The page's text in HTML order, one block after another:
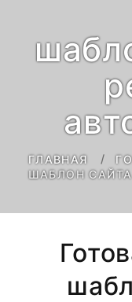
ГЛАВНАЯ
ШАБЛОН